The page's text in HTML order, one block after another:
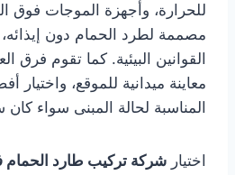
للحرارة، وأجهزة الموجات فوق
مصممة لطرد الحمام دون إيذائه،
القوانين البيئية. كما تقوم فرق
معاينة ميدانية للموقع، واختيار
المناسبة لحالة المبنى سواء كان
اختيار شركة تركيب طارد